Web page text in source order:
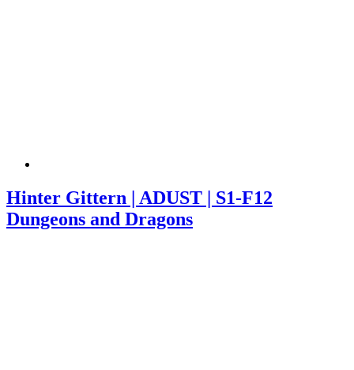
Hinter Gittern | ADUST | S1-F12
Dungeons and Dragons